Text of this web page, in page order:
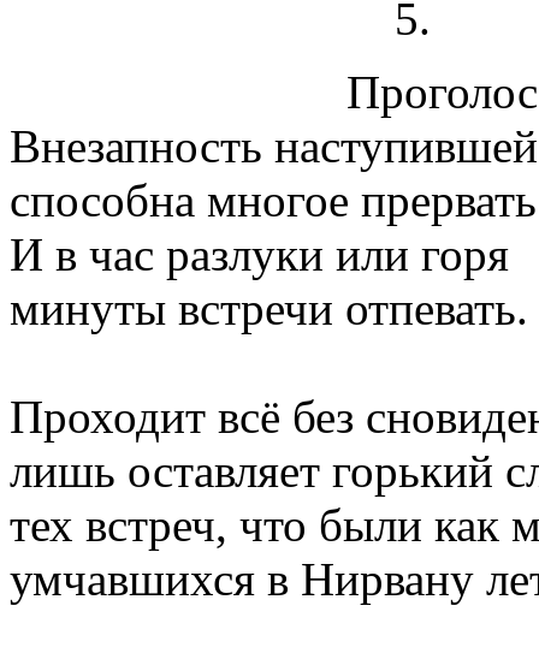
Внезапность
способна многое
И в час разлуки или горя
минуты встречи отпевать.
Проходит всё без
лишь оставляет горький
тех встреч, что были как
умчавшихся в Нирвану